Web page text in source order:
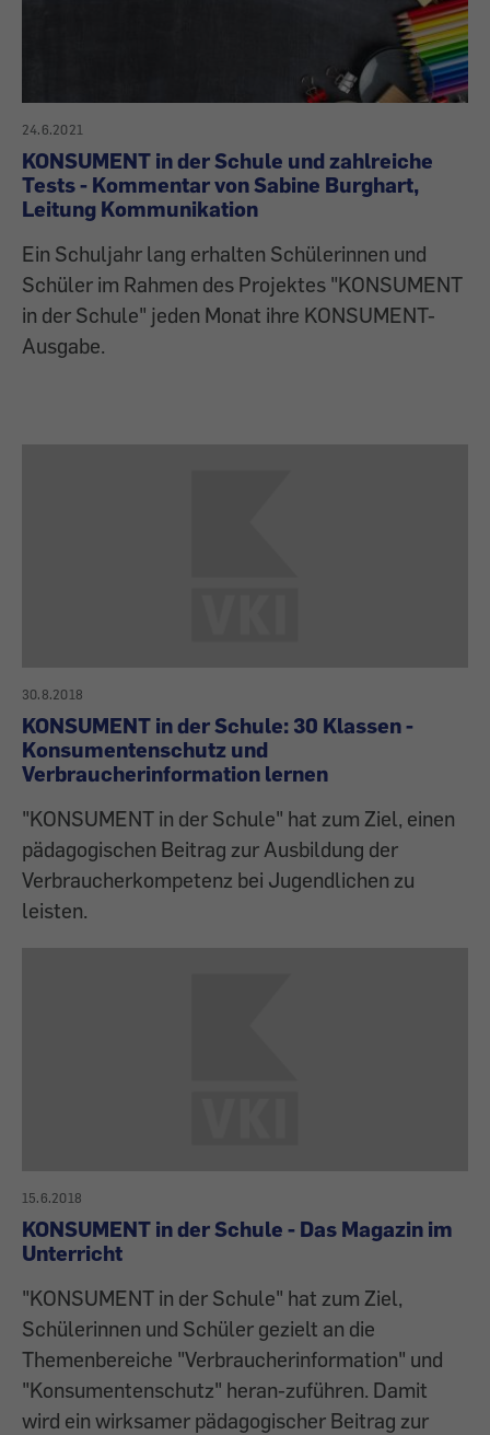
24.6.2021
KONSUMENT in der Schule und zahlreiche
Tests - Kommentar von Sabine Burghart,
Leitung Kommunikation
Ein Schuljahr lang erhalten Schülerinnen und
Schüler im Rahmen des Projektes "KONSUMENT
in der Schule" jeden Monat ihre KONSUMENT-
Ausgabe.
30.8.2018
KONSUMENT in der Schule: 30 Klassen -
Konsumentenschutz und
Verbraucherinformation lernen
"KONSUMENT in der Schule" hat zum Ziel, einen
pädagogischen Beitrag zur Ausbildung der
Verbraucherkompetenz bei Jugendlichen zu
leisten.
15.6.2018
KONSUMENT in der Schule - Das Magazin im
Unterricht
"KONSUMENT in der Schule" hat zum Ziel,
Schülerinnen und Schüler gezielt an die
Themenbereiche "Verbraucherinformation" und
"Konsumentenschutz" heran-zuführen. Damit
wird ein wirksamer pädagogischer Beitrag zur